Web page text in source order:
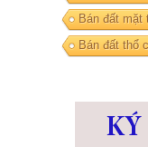
Bán đất mặt
Bán đất thổ